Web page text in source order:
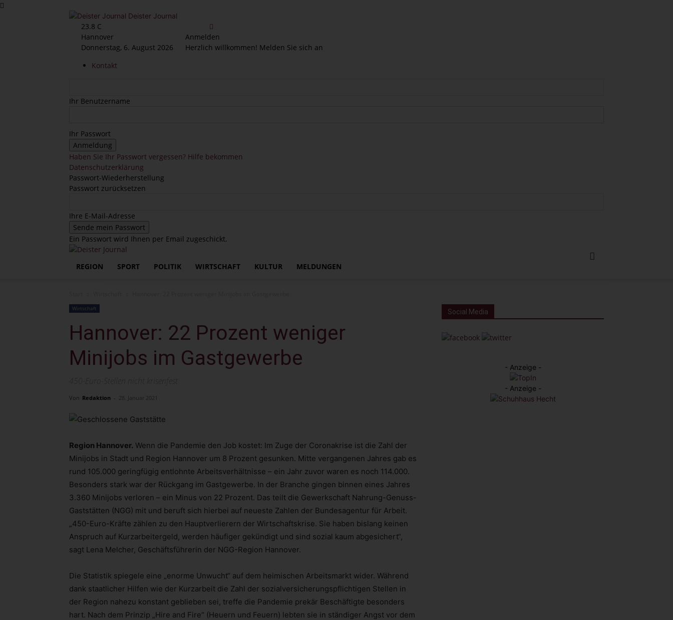
Deister Journal
23.8 C
Hannover
Donnerstag, 6. August 2026
Kontakt
Anmelden
Herzlich willkommen! Melden Sie sich an
Ihr Benutzername
Ihr Passwort
Haben Sie Ihr Passwort vergessen? Hilfe bekommen
Datenschutzerklärung
Passwort-Wiederherstellung
Passwort zurücksetzen
Ihre E-Mail-Adresse
Ein Passwort wird Ihnen per Email zugeschickt.
REGION SPORT POLITIK WIRTSCHAFT KULTUR MELDUNGEN
Wirtschaft
Hannover: 22 Prozent weniger
Minijobs im Gastgewerbe
Von Redaktion - 28. Januar 2021
Region Hannover. Wenn die Pandemie den Job kostet: Im Zuge der Coronakrise ist die Zahl der
Minijobs in Stadt und Region Hannover um 8 Prozent gesunken. Mitte vergangenen Jahres gab es
rund 105.000 geringfügig entlohnte Arbeitsverhältnisse – ein Jahr zuvor waren es noch 114.000.
Besonders stark war der Rückgang im Gastgewerbe. In der Branche gingen binnen eines Jahres
3.360 Minijobs verloren – ein Minus von 22 Prozent. Das teilt die Gewerkschaft Nahrung-Genuss-
Gaststätten (NGG) mit und beruft sich hierbei auf neueste Zahlen der Bundesagentur für Arbeit.
„450-Euro-Kräfte zählen zu den Hauptverlierern der Wirtschaftskrise. Sie haben bislang keinen
Anspruch auf Kurzarbeitergeld, werden häufiger gekündigt und sind sozial kaum abgesichert“,
sagt Lena Melcher, Geschäftsführerin der NGG-Region Hannover.
Die Statistik spiegele eine „enorme Unwucht“ auf dem heimischen Arbeitsmarkt wider. Während
dank staatlicher Hilfen wie der Kurzarbeit die Zahl der sozialversicherungspflichtigen Stellen in
der Region nahezu konstant geblieben sei, treffe die Pandemie prekär Beschäftigte besonders
hart. Nach dem Prinzip „Hire and Fire“ (Heuern und Feuern) lebten sie in ständiger Angst vor dem
Social Media
- Anzeige -
- Anzeige -